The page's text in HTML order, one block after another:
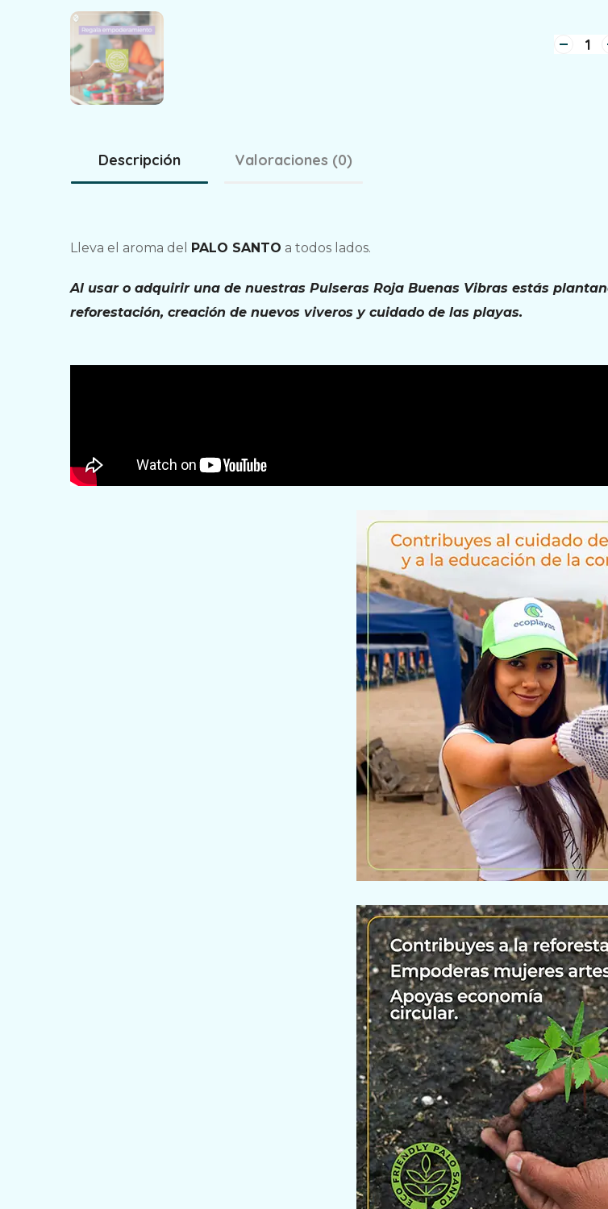
Descripción Valoraciones (0)
Lleva el aroma del PALO SANTO a todos lados.
Al usar o adquirir una de nuestras Pulseras Roja Buenas Vibras estás
reforestación, creación de nuevos viveros y cuidado de las playas.